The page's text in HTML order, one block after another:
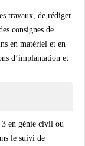
travaux, de rédiger
consignes de
en matériel et en
d’implantation et
en génie civil ou
le suivi de